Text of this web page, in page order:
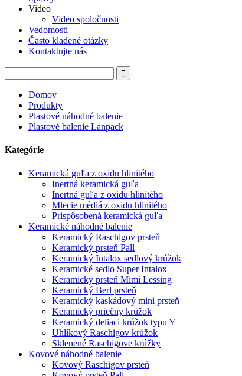
Video
Video spoločnosti
Vedomosti
Často kladené otázky
Kontaktujte nás
Domov
Produkty
Plastové náhodné balenie
Plastové balenie Lanpack
Kategórie
Keramická guľa z oxidu hlinitého
Inertná keramická guľa
Inertná guľa z oxidu hlinitého
Mlecie médiá z oxidu hlinitého
Prispôsobená keramická guľa
Keramické náhodné balenie
Keramický Raschigov prsteň
Keramický prsteň Pall
Keramický Intalox sedlový krúžok
Keramické sedlo Super Intalox
Keramický prsteň Mimi Lessing
Keramický Berl prsteň
Keramický kaskádový mini prsteň
Keramický priečny krúžok
Keramický deliaci krúžok typu Y
Uhlíkový Raschigov krúžok
Sklenené Raschigove krúžky
Kovové náhodné balenie
Kovový Raschigov prsteň